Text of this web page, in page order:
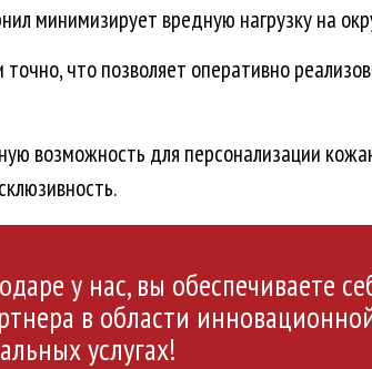
минимизирует вредную нагрузку на
что позволяет оперативно
возможность для персонализации
у нас, вы обеспечиваете
в области
услугах!